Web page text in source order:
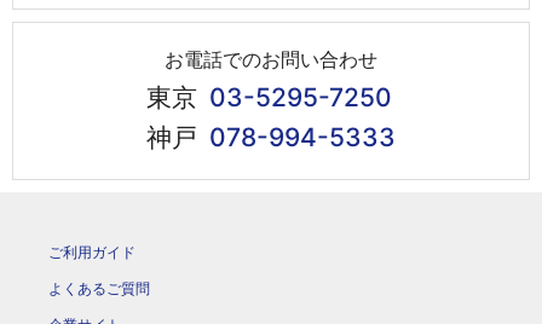
お電話でのお問い合わせ
東京 03-5295-7250
神戸 078-994-5333
ご利用ガイド
よくあるご質問